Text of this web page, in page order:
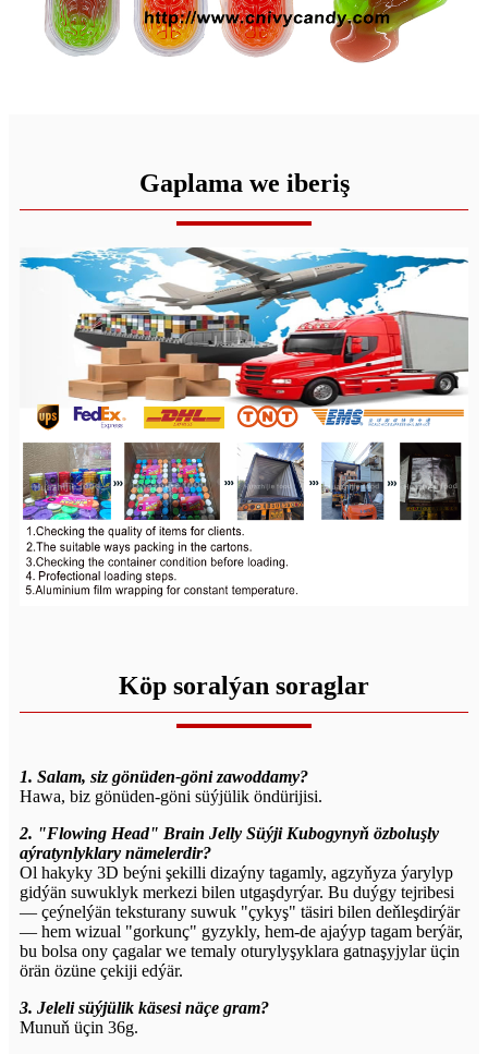
Gaplama we iberiş
Köp soralýan soraglar
1. Salam, siz gönüden-göni zawoddamy?
Hawa, biz gönüden-göni süýjülik öndürijisi.
2. "Flowing Head" Brain Jelly Süýji Kubogynyň özboluşly
aýratynlyklary nämelerdir?
Ol hakyky 3D beýni şekilli dizaýny tagamly, agzyňyza ýarylyp
gidýän suwuklyk merkezi bilen utgaşdyrýar. Bu duýgy tejribesi
— çeýnelýän teksturany suwuk "çykyş" täsiri bilen deňleşdirýär
— hem wizual "gorkunç" gyzykly, hem-de ajaýyp tagam berýär,
bu bolsa ony çagalar we temaly oturylyşyklara gatnaşyjylar üçin
örän özüne çekiji edýär.
3. Jeleli süýjülik käsesi näçe gram?
Munuň üçin 36g.